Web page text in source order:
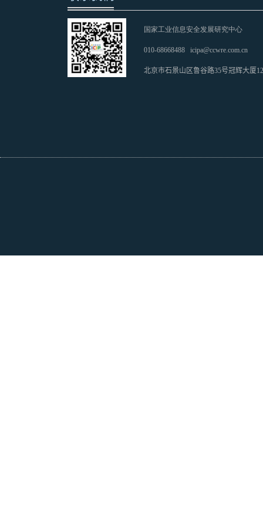
国家工业信息安全发展研究中心
010-68668488 icipa@ccwre.com.cn
北京市石景山区鲁谷路35号冠辉大厦